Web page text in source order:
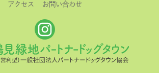
アクセス お問い合わせ